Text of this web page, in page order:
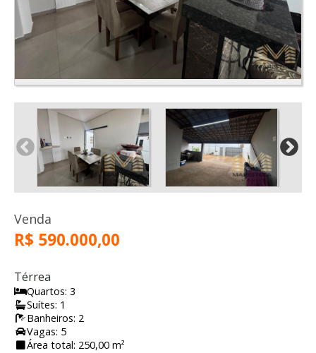
Venda
R$ 590.000,00
Térrea
Quartos: 3
Suítes: 1
Banheiros: 2
Vagas: 5
Área total: 250,00 m²